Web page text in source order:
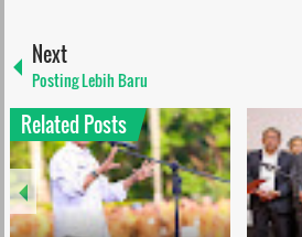
Next
Posting Lebih Baru
Related Posts